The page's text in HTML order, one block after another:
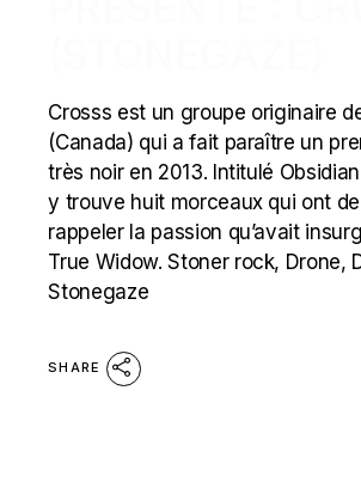
Crosss est un groupe originaire
(Canada) qui a fait paraître un
très noir en 2013. Intitulé
y trouve huit morceaux qui ont
rappeler la passion qu’avait
True Widow. Stoner rock, Drone,
Stonegaze
SHARE